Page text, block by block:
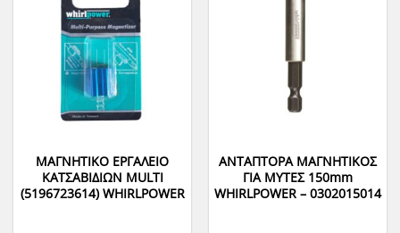
ΜΑΓΝΗΤΙΚΟ ΕΡΓΑΛΕΙΟ
ΚΑΤΣΑΒΙΔΙΩΝ MULTI
(5196723614) WHIRLPOWER
ΑΝΤΑΠΤΟΡΑ ΜΑΓΝΗΤΙΚΟΣ
ΓΙΑ ΜΥΤΕΣ 150mm
WHIRLPOWER – 0302015014